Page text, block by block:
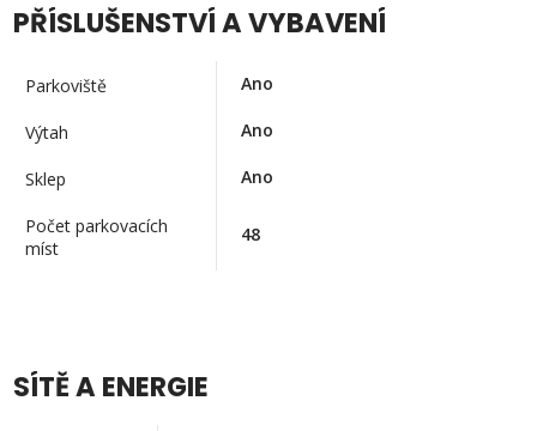
PŘÍSLUŠENSTVÍ A VYBAVENÍ
Parkoviště Ano
Výtah Ano
Sklep Ano
Počet parkovacích
míst
48
SÍTĚ A ENERGIE